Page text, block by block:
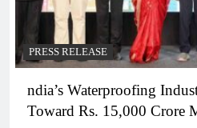
PRESS RELEASE
ndia’s Waterproofing
Toward Rs. 15,000 Crore